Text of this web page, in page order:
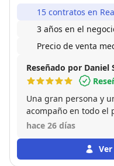
15 contratos en
3 años en el
Precio de venta
Reseñado por Daniel
Una gran persona y
acompaño en todo el
todos los problemas
duda volvería a
ocasiones.
hace 26 días